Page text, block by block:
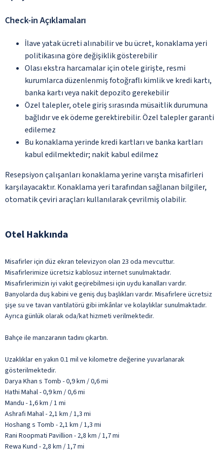
Check-in Açıklamaları
İlave yatak ücreti alınabilir ve bu ücret, konaklama yeri
politikasına göre değişiklik gösterebilir
Olası ekstra harcamalar için otele girişte, resmi
kurumlarca düzenlenmiş fotoğraflı kimlik ve kredi kartı,
banka kartı veya nakit depozito gerekebilir
Özel talepler, otele giriş sırasında müsaitlik durumuna
bağlıdır ve ek ödeme gerektirebilir. Özel talepler garanti
edilemez
Bu konaklama yerinde kredi kartları ve banka kartları
kabul edilmektedir; nakit kabul edilmez
Resepsiyon çalışanları konaklama yerine varışta misafirleri
karşılayacaktır. Konaklama yeri tarafından sağlanan bilgiler,
otomatik çeviri araçları kullanılarak çevrilmiş olabilir.
Otel Hakkında
Misafirler için düz ekran televizyon olan 23 oda mevcuttur.
Misafirlerimize ücretsiz kablosuz internet sunulmaktadır.
Misafirlerimizin iyi vakit geçirebilmesi için uydu kanalları vardır.
Banyolarda duş kabini ve geniş duş başlıkları vardır. Misafirlere ücretsiz
şişe su ve tavan vantilatörü gibi imkânlar ve kolaylıklar sunulmaktadır.
Ayrıca günlük olarak oda/kat hizmeti verilmektedir.
Bahçe ile manzaranın tadını çıkartın.
Uzaklıklar en yakın 0.1 mil ve kilometre değerine yuvarlanarak
gösterilmektedir.
Darya Khan s Tomb - 0,9 km / 0,6 mi
Hathi Mahal - 0,9 km / 0,6 mi
Mandu - 1,6 km / 1 mi
Ashrafi Mahal - 2,1 km / 1,3 mi
Hoshang s Tomb - 2,1 km / 1,3 mi
Rani Roopmati Pavillion - 2,8 km / 1,7 mi
Rewa Kund - 2,8 km / 1,7 mi